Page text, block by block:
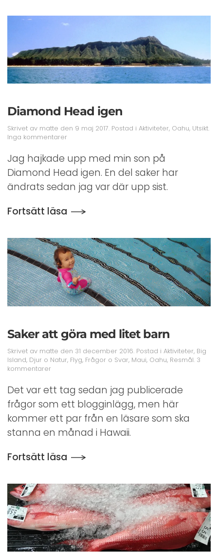
Diamond Head igen
Skrivet av matte den 9 maj 2017. Postad i Aktiviteter, Oahu, Utsikt.
Inga kommentarertill
Head
igen
Jag hajkade upp med min son på
Diamond Head igen. En del saker har
ändrats sedan jag var där upp sist.
Fortsätt läsa
Saker att göra med litet barn
Skrivet av matte den 31 december 2016. Postad i Aktiviteter, Big
Island, Djur o Natur, Flyg, Frågor o Svar, Maui, Oahu, Resmål. 3
kommentarertill
att
göra
med
barn
Det var ett tag sedan jag publicerade
frågor som ett blogginlägg, men här
kommer ett par från en läsare som ska
stanna en månad i Hawaii.
Fortsätt läsa